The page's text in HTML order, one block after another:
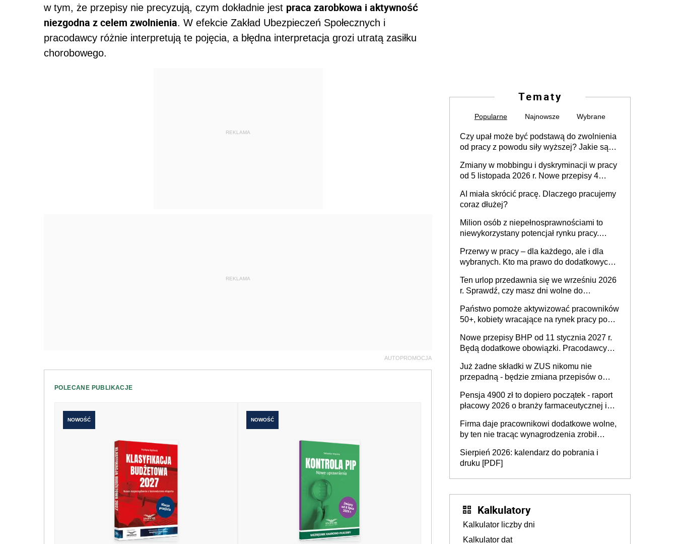
w tym, że przepisy nie precyzują, czym dokładnie jest praca zarobkowa i aktywność
niezgodna z celem zwolnienia. W efekcie Zakład Ubezpieczeń Społecznych i
pracodawcy różnie interpretują te pojęcia, a błędna interpretacja grozi utratą zasiłku
chorobowego.
REKLAMA
REKLAMA
AUTOPROMOCJA
POLECANE PUBLIKACJE
NOWOŚĆ NOWOŚĆ
Tematy
Popularne Najnowsze Wybrane
Czy upał może być podstawą do zwolnienia
od pracy z powodu siły wyższej? Jakie są
Zmiany w mobbingu i dyskryminacji w pracy
od 5 listopada 2026 r. Nowe przepisy 4
Ustaw
AI miała skrócić pracę. Dlaczego pracujemy
coraz dłużej?
Milion osób z niepełnosprawnościami to
niewykorzystany potencjał rynku pracy.
dofinansowań czy refundacji, ale bariery po
stronie systemu i świadomości
pracodawców [WYWIAD]
Przerwy w pracy – dla każdego, ale i dla
wybranych. Kto ma prawo do dodatkowych
Ten urlop przedawnia się we wrześniu 2026
r. Sprawdź, czy masz dni wolne do
Państwo pomoże aktywizować pracowników
50+, kobiety wracające na rynek pracy po
osoby neuroatypowe. Powstanie Fundusz
na rzecz Inkluzywności w Zatrudnianiu?
Nowe przepisy BHP od 11 stycznia 2027 r.
Będą dodatkowe obowiązki. Pracodawcy
Już żadne składki w ZUS nikomu nie
przepadną - będzie zmiana przepisów o
ubezpieczeniom społecznym
Pensja 4900 zł to dopiero początek - raport
płacowy 2026 o branży farmaceutycznej i
Firma daje pracownikowi dodatkowe wolne,
by ten nie tracąc wynagrodzenia zrobił
sprawdza
Sierpień 2026: kalendarz do pobrania i
druku [PDF]
Kalkulatory
Kalkulator liczby dni
Kalkulator dat